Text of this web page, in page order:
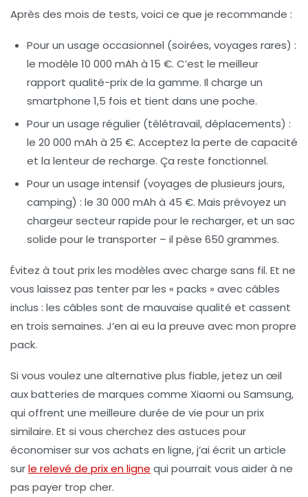
Après des mois de tests, voici ce que je recommande :
Pour un usage occasionnel (soirées, voyages rares) :
le modèle 10 000 mAh à 15 €. C’est le meilleur
rapport qualité-prix de la gamme. Il charge un
smartphone 1,5 fois et tient dans une poche.
Pour un usage régulier (télétravail, déplacements) :
le 20 000 mAh à 25 €. Acceptez la perte de capacité
et la lenteur de recharge. Ça reste fonctionnel.
Pour un usage intensif (voyages de plusieurs jours,
camping) : le 30 000 mAh à 45 €. Mais prévoyez un
chargeur secteur rapide pour le recharger, et un sac
solide pour le transporter – il pèse 650 grammes.
Évitez à tout prix les modèles avec charge sans fil. Et ne
vous laissez pas tenter par les « packs » avec câbles
inclus : les câbles sont de mauvaise qualité et cassent
en trois semaines. J’en ai eu la preuve avec mon propre
pack.
Si vous voulez une alternative plus fiable, jetez un œil
aux batteries de marques comme Xiaomi ou Samsung,
qui offrent une meilleure durée de vie pour un prix
similaire. Et si vous cherchez des astuces pour
économiser sur vos achats en ligne, j’ai écrit un article
surle relevé de prix en ligne qui pourrait vous aider à ne
pas payer trop cher.